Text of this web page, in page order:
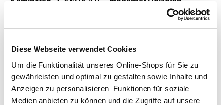
Diese Webseite verwendet Cookies
Um die Funktionalität unseres Online-Shops für Sie zu
gewährleisten und optimal zu gestalten sowie Inhalte und
Anzeigen zu personalisieren, Funktionen für soziale
Medien anbieten zu können und die Zugriffe auf unsere
Kaminofen "CANDY 4.0" - moderner Holzofen
A Produktdatenblatt
Preis reduziert von
UVP 1.499,00 €auf
Menge